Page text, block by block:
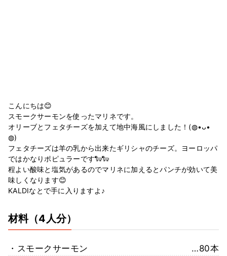
こんにちは😊
スモークサーモンを使ったマリネです。
オリーブとフェタチーズを加えて地中海風にしました！(◍•ᴗ•
◍)
フェタチーズは羊の乳から出来たギリシャのチーズ。ヨーロッパ
ではかなりポピュラーです🐑🐑
程よい酸味と塩気があるのでマリネに加えるとパンチが効いて美
味しくなります😊
KALDIなとで手に入りますよ♪
材料（4人分）
・スモークサーモン
…80本